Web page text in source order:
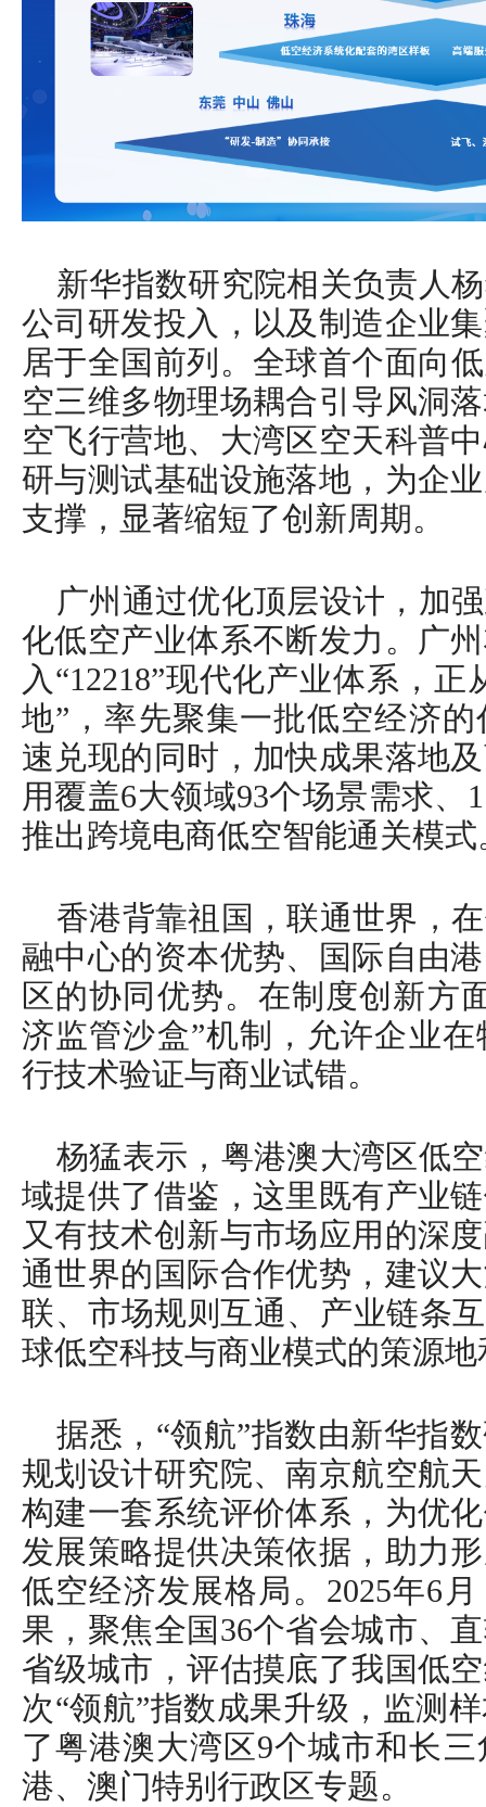
新华指数研究院相关负责人
公司研发投入，以及制造企业
居于全国前列。全球首个面向
空三维多物理场耦合引导风洞
空飞行营地、大湾区空天科普
研与测试基础设施落地，为企
支撑，显著缩短了创新周期。
广州通过优化顶层设计，加
化低空产业体系不断发力。广
入“12218”现代化产业体系，
地”，率先聚集一批低空经济
速兑现的同时，加快成果落地
用覆盖6大领域93个场景需求、
推出跨境电商低空智能通关模式
香港背靠祖国，联通世界，
融中心的资本优势、国际自由
区的协同优势。在制度创新方
济监管沙盒”机制，允许企业
行技术验证与商业试错。
杨猛表示，粤港澳大湾区低
域提供了借鉴，这里既有产业
又有技术创新与市场应用的深
通世界的国际合作优势，建议
联、市场规则互通、产业链条
球低空科技与商业模式的策源
据悉，“领航”指数由新华指
规划设计研究院、南京航空航
构建一套系统评价体系，为优
发展策略提供决策依据，助力
低空经济发展格局。2025年6
果，聚焦全国36个省会城市、
省级城市，评估摸底了我国低
次“领航”指数成果升级，监测
了粤港澳大湾区9个城市和长
港、澳门特别行政区专题。